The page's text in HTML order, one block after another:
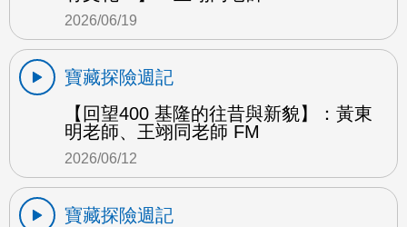
2026/06/19
寶藏探險週記
【回望400 基隆的往昔與新貌】：黃東
明老師、王翊同老師 FM
2026/06/12
寶藏探險週記